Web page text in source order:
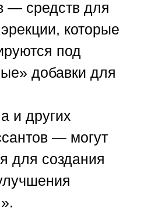
— средств для
которые
под
добавки для
и других
— могут
для создания